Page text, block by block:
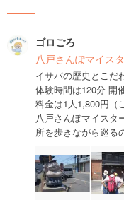
ゴロごろ
八戸さんぽマイス
イサバの歴史とこだ
体験時間は120分 開
料金は1人1,800円（
八戸さんぽマイスタ
所を歩きながら巡る